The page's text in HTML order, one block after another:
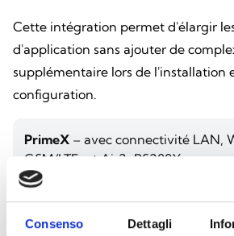
Consenso Dettagli
Cette intégration permet d'élargir
d'application sans ajouter de
supplémentaire lors de l'installation
configuration.
PrimeX – avec connectivité LAN,
GSM/LTE, et Air2-BS200X :
continuité des communications
de réseau fixe, idéale pour les